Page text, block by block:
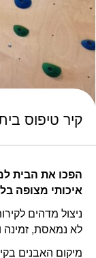
קיר טיפוס
הפכו את הבית
איכותי מצופה
ניצול מדהים
לא נמאסת, זמינה
מיקום האבנים
כמות קיר טיפוס